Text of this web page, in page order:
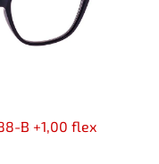
B +1,00 flex